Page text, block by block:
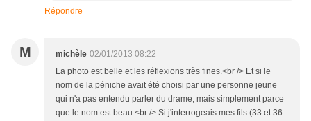
Répondre
M michèle 02/01/2013 08:22
La photo est belle et les réflexions très fines.<br /> Et si le
nom de la péniche avait été choisi par une personne jeune
qui n'a pas entendu parler du drame, mais simplement parce
que le nom est beau.<br /> Si j'interrogeais mes fils (33 et 36